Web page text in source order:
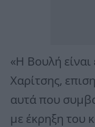
«Η Βουλή
Χαρίτσης,
αυτά που
με έκρηξη του